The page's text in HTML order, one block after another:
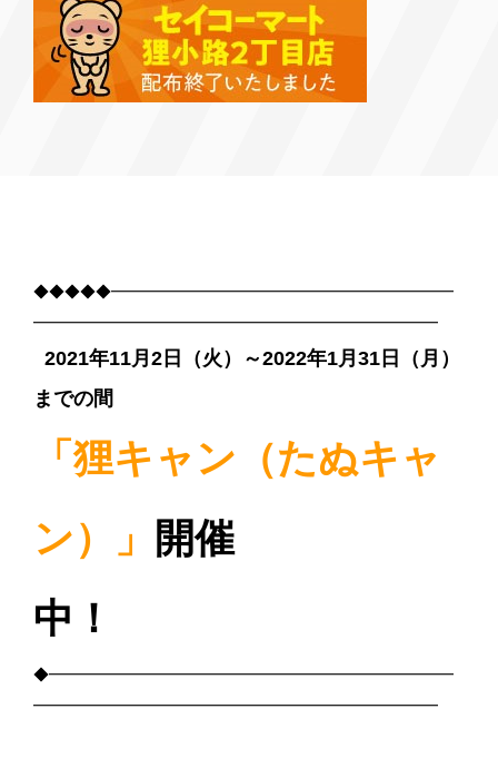
◆◆◆◆◆━━━━━━━━━━━━━━━━━━━━━━
━━━━━━━━━━━━━━━━━━━━━━━━━━
2021年11月2日（火）～2022年1月31日（月）
までの間
「狸キャン（たぬキャ
ン）」
開催
中！
◆━━━━━━━━━━━━━━━━━━━━━━━━━━
━━━━━━━━━━━━━━━━━━━━━━━━━━